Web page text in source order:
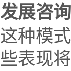
发展咨
这种模
些表现